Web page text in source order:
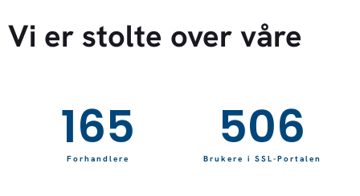
Vi er stolte over våre
Forhandlere
215
Brukere i SSL-Portalen
657